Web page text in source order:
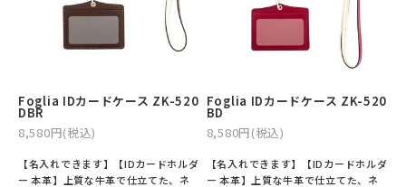
Foglia IDカードケース ZK-520
DBR
8,580円(税込)
【名入れできます】【IDカードホルダ
ー 本革】上質な牛革で仕立てた、ネ
Foglia IDカードケース ZK-520
BD
8,580円(税込)
【名入れできます】【IDカードホルダ
ー 本革】上質な牛革で仕立てた、ネ